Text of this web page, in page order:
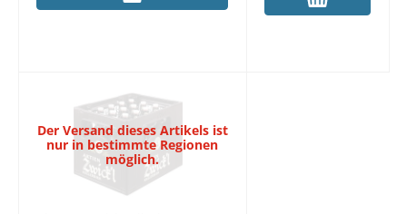
Der Versand dieses Artikels ist
nur in bestimmte Regionen
möglich.